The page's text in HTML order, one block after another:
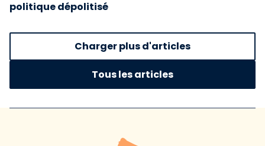
politique dépolitisé
Charger plus d'articles
Tous les articles